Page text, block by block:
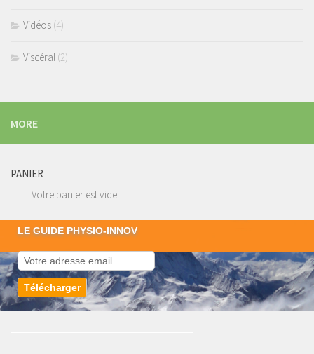
Vidéos (4)
Viscéral (2)
MORE
PANIER
Votre panier est vide.
LE GUIDE PHYSIO-INNOV